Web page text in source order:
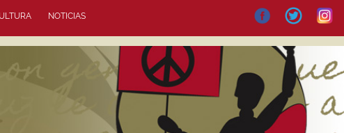
NOTICIAS